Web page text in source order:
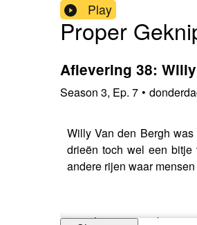
Play
Proper
Aflevering 38:
Season 3, Ep. 7 •
Willy Van den Bergh
drieën toch wel een
andere rijen waar
www.loostermans.be